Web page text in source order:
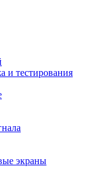
и тестирования
экраны